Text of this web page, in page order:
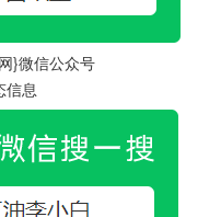
}微信公众号
信息